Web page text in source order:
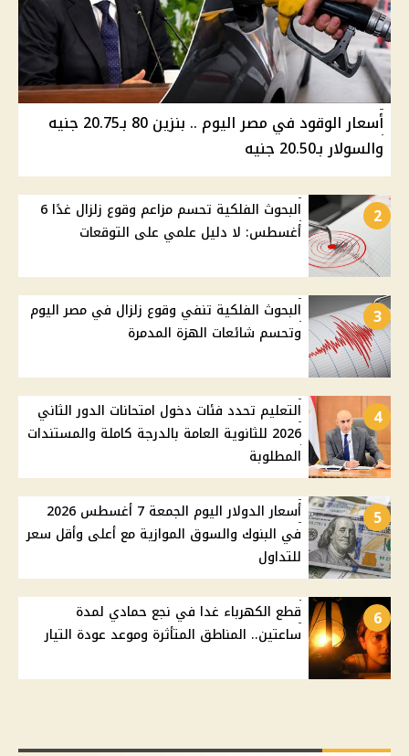
أسعار الوقود في مصر اليوم .. بنزين 80 بـ20.75 جنيه
والسولار بـ20.50 جنيه
2
البحوث الفلكية تحسم مزاعم وقوع زلزال غدًا 6
أغسطس: لا دليل علمي على التوقعات
3
البحوث الفلكية تنفي وقوع زلزال في مصر اليوم
وتحسم شائعات الهزة المدمرة
4
التعليم تحدد فئات دخول امتحانات الدور الثاني
2026 للثانوية العامة بالدرجة كاملة والمستندات
المطلوبة
5
أسعار الدولار اليوم الجمعة 7 أغسطس 2026
في البنوك والسوق الموازية مع أعلى وأقل سعر
للتداول
6
قطع الكهرباء غدا في نجع حمادي لمدة
ساعتين.. المناطق المتأثرة وموعد عودة التيار